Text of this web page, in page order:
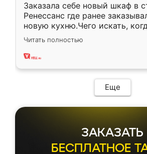
Заказала себе новый шкаф в
Ренессанс где ранее
новую кухню.Чего искать,
вполне довольна. Служит
два года, нареканий нет.
Читать полностью
Еще
ЗАКАЗАТЬ
БЕСПЛАТНОЕ